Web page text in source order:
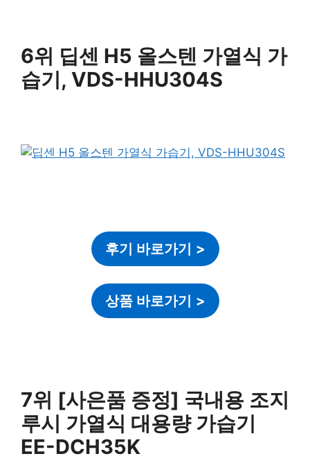
6위 딥센 H5 올스텐 가열식 가
습기, VDS-HHU304S
후기 바로가기 >
상품 바로가기 >
7위 [사은품 증정] 국내용 조지
루시 가열식 대용량 가습기
EE-DCH35K